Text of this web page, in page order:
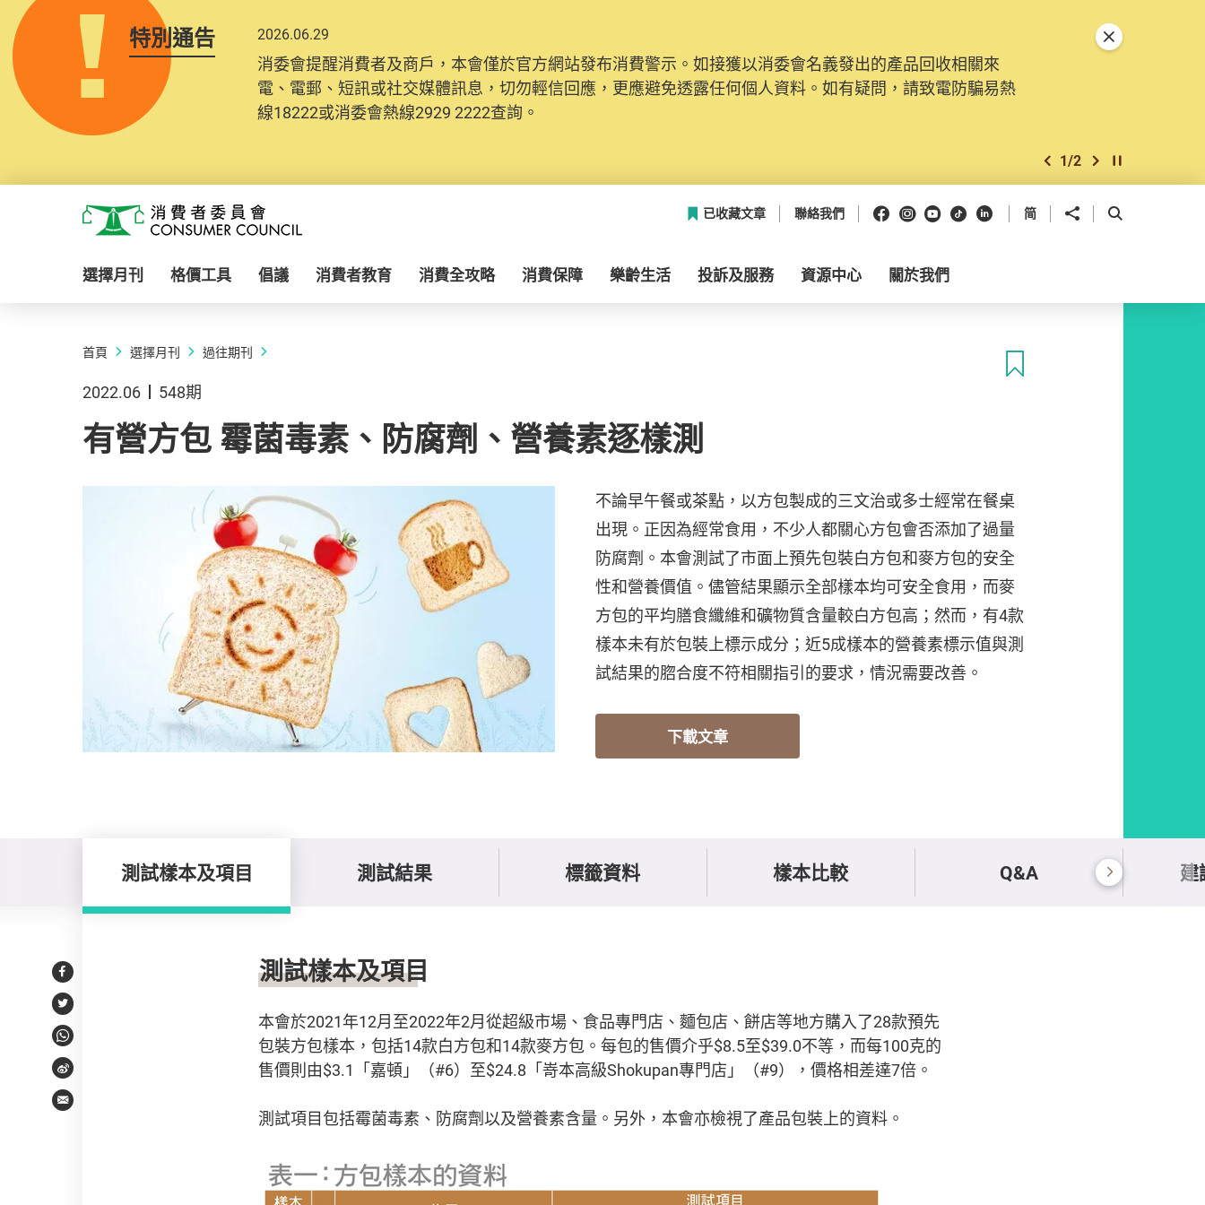
特別通告 2026.06.29
消委會提醒消費者及商戶，本會僅於官方網站發布消費警示。如接獲以消委會名義發出的產品回收相關來
電、電郵、短訊或社交媒體訊息，切勿輕信回應，更應避免透露任何個人資料。如有疑問，請致電防騙易熱
線18222或消委會熱線2929 2222查詢。
上一個
1/2 下一個開始/暫停幻燈
關閉特別通告
消費者委員會
已收藏文章 聯絡我們 Facebook
Instagram
Youtube
抖音領英 简 分享到 開啟搜尋框
選擇月刊 格價工具 倡議 消費者教育 消費全攻略 消費保障 樂齡生活 投訴及服務 資源中心 關於我們
首頁 選擇月刊 過往期刊
2022.06 548期
有營方包 霉菌毒素、防腐劑、營養素逐樣測
不論早午餐或茶點，以方包製成的三文治或多士經常在餐桌
出現。正因為經常食用，不少人都關心方包會否添加了過量
防腐劑。本會測試了市面上預先包裝白方包和麥方包的安全
性和營養價值。儘管結果顯示全部樣本均可安全食用，而麥
方包的平均膳食纖維和礦物質含量較白方包高；然而，有4款
樣本未有於包裝上標示成分；近5成樣本的營養素標示值與測
試結果的脗合度不符相關指引的要求，情況需要改善。
下載文章
測試樣本及項目 測試結果 標籤資料 樣本比較 Q&A 建
Facebook
Twitter
WhatsApp
Weibo
Email
測試樣本及項目
測試樣本及項目
本會於2021年12月至2022年2月從超級市場、食品專門店、麵包店、餅店等地方購入了28款預先
包裝方包樣本，包括14款白方包和14款麥方包。每包的售價介乎$8.5至$39.0不等，而每100克的
售價則由$3.1「嘉頓」（#6）至$24.8「嵜本高級Shokupan專門店」（#9），價格相差達7倍。
測試項目包括霉菌毒素、防腐劑以及營養素含量。另外，本會亦檢視了產品包裝上的資料。